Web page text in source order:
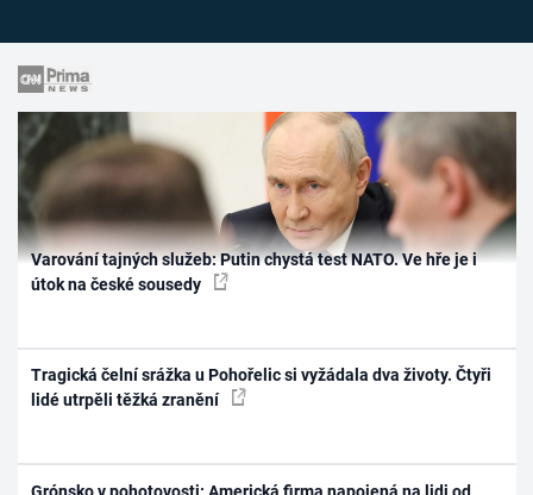
Varování tajných služeb: Putin chystá test NATO. Ve hře je i
útok na české sousedy
Tragická čelní srážka u Pohořelic si vyžádala dva životy. Čtyři
lidé utrpěli těžká zranění
Grónsko v pohotovosti: Americká firma napojená na lidi od